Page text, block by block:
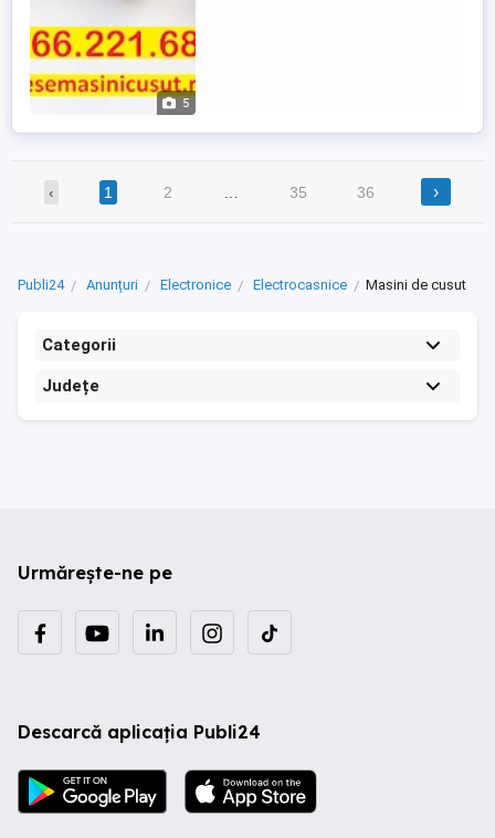
5
‹ 1 2 35 36 ›
Publi24 Anunțuri Electronice Electrocasnice Masini de cusut
Categorii
Județe
Urmărește-ne pe
Descarcă aplicația Publi24